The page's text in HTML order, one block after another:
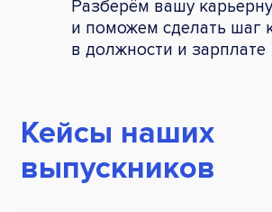
Разберём вашу
и поможем сделать шаг
в должности и зарплате
Кейсы наших
выпускников